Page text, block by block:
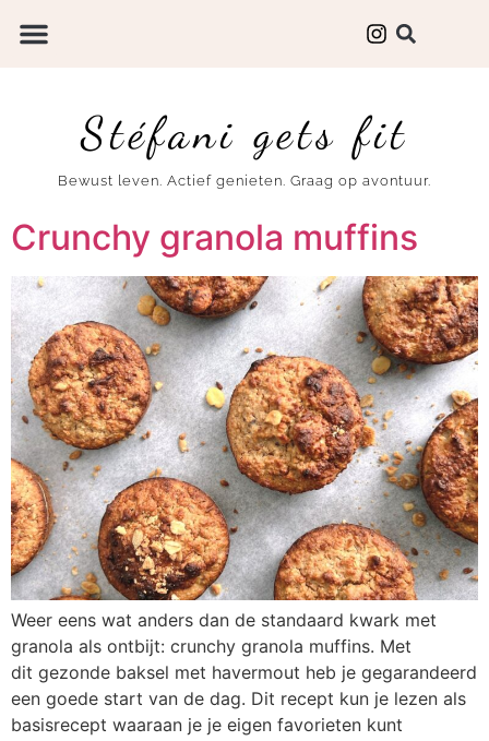
Stéfani gets fit
Bewust leven. Actief genieten. Graag op avontuur.
Crunchy granola muffins
Weer eens wat anders dan de standaard kwark met
granola als ontbijt: crunchy granola muffins. Met
dit gezonde baksel met havermout heb je gegarandeerd
een goede start van de dag. Dit recept kun je lezen als
basisrecept waaraan je je eigen favorieten kunt